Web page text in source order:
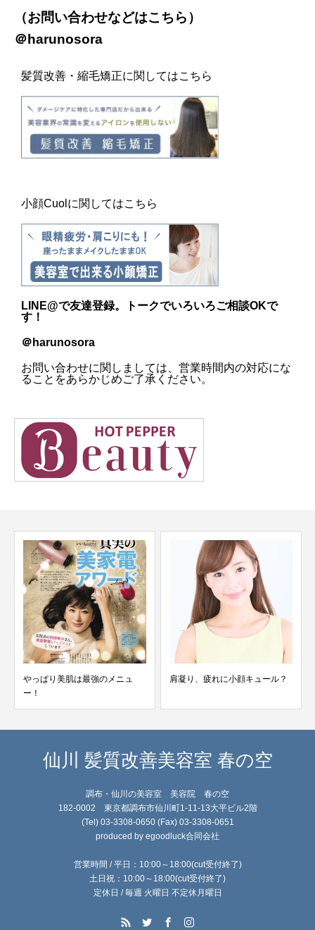
（お問い合わせなどはこちら ）
＠harunosora
髪質改善・縮毛矯正に関してはこちら
小顔Cuolに関してはこちら
LINE@で友達登録。トークでいろいろご相談OKで
す！
＠harunosora
お問い合わせに関しましては、営業時間内の対応にな
ることをあらかじめご了承ください。
やっぱり美肌は最強のメニュ
ー！
肩凝り、疲れに小顔キュール？
仙川 髪質改善美容室 春の空
調布・仙川の美容室 美容院 春の空
182-0002 東京都調布市仙川町1-11-13大平ビル2階
(Tel) 03-3308-0650 (Fax) 03-3308-0651
produced by egoodluck合同会社
営業時間 / 平日：10:00～18:00(cut受付終了)
土日祝：10:00～18:00(cut受付終了)
定休日 / 毎週 火曜日 不定休月曜日